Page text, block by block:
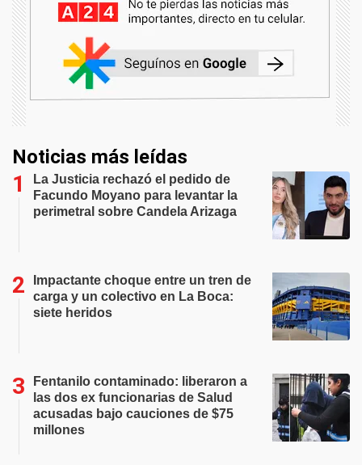
Noticias más leídas
La Justicia rechazó el pedido de
Facundo Moyano para levantar la
perimetral sobre Candela Arizaga
Impactante choque entre un tren de
carga y un colectivo en La Boca:
siete heridos
Fentanilo contaminado: liberaron a
las dos ex funcionarias de Salud
acusadas bajo cauciones de $75
millones